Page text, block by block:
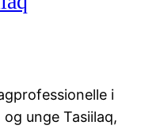
i
unge Tasiilaq,